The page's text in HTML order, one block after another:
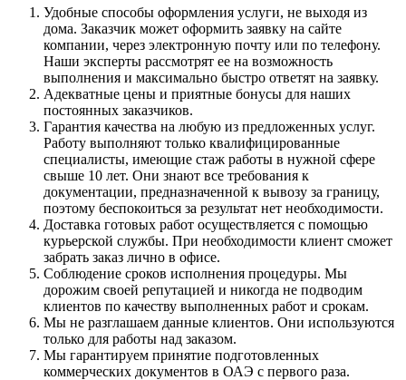
Удобные способы оформления услуги, не выходя из
дома. Заказчик может оформить заявку на сайте
компании, через электронную почту или по телефону.
Наши эксперты рассмотрят ее на возможность
выполнения и максимально быстро ответят на заявку.
Адекватные цены и приятные бонусы для наших
постоянных заказчиков.
Гарантия качества на любую из предложенных услуг.
Работу выполняют только квалифицированные
специалисты, имеющие стаж работы в нужной сфере
свыше 10 лет. Они знают все требования к
документации, предназначенной к вывозу за границу,
поэтому беспокоиться за результат нет необходимости.
Доставка готовых работ осуществляется с помощью
курьерской службы. При необходимости клиент сможет
забрать заказ лично в офисе.
Соблюдение сроков исполнения процедуры. Мы
дорожим своей репутацией и никогда не подводим
клиентов по качеству выполненных работ и срокам.
Мы не разглашаем данные клиентов. Они используются
только для работы над заказом.
Мы гарантируем принятие подготовленных
коммерческих документов в ОАЭ с первого раза.